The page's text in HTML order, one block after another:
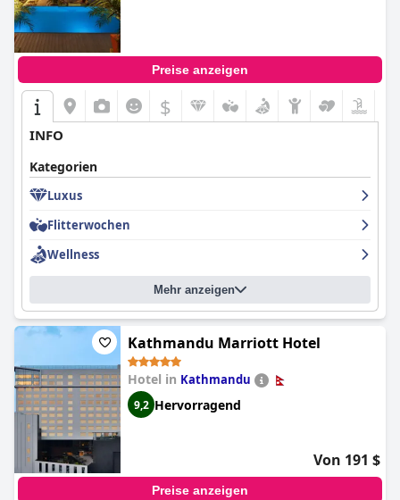
Preise anzeigen
$
INFO
Kategorien
Luxus
Flitterwochen
Wellness
Mehr anzeigen
Kathmandu Marriott Hotel
Hotel in Kathmandu
9,2 Hervorragend
Von 191 $
Preise anzeigen